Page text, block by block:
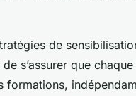
de
s’assurer que
formations,